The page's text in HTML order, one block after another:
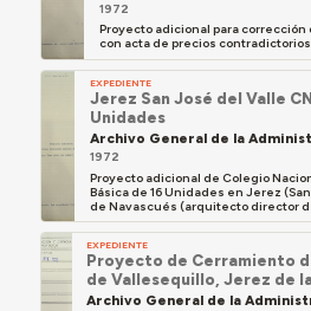
1972
Proyecto adicional para
con acta de precios
EXPEDIENTE
Jerez San José del Valle
Unidades
Archivo General de la
1972
Proyecto adicional de Colegio
Básica de 16 Unidades en Jerez
de Navascués (arquitecto director
EXPEDIENTE
Proyecto de Cerramiento
de Vallesequillo, Jerez de
Archivo General de la